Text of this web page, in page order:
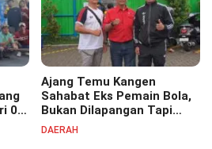
09
Ajang Temu Kangen
Sahabat Eks Pemain Bola,
Bukan Dilapangan Tapi
Ditongkrongan
DAERAH